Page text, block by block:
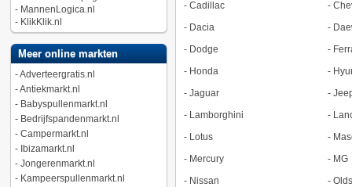
- MannenLogica.nl
- KlikKlik.nl
Meer online markten
-Adverteergratis.nl
-Antiekmarkt.nl
- Babyspullenmarkt.nl
- Bedrijfspandenmarkt.nl
- Campermarkt.nl
- Ibizamarkt.nl
- Jongerenmarkt.nl
- Kampeerspullenmarkt.nl
- Cadillac -
- Dacia -
- Dodge -
- Honda -
- Jaguar -
- Lamborghini -
- Lotus -
- Mercury - MG
- Nissan -